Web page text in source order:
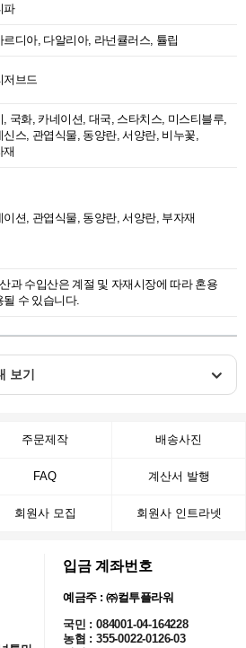
파
르디아, 다알리아, 라넌큘러스, 튤립
저브드
, 국화, 카네이션, 대국, 스타치스, 미스티블루,
신스, 관엽식물, 동양란, 서양란, 비누꽃,
재
이션, 관엽식물, 동양란, 서양란, 부자재
과 수입산은 계절 및 자재시장에 따라 혼용
될 수 있습니다.
보기
주문제작 배송사진
FAQ 계산서 발행
회원사 모집 회원사 인트라넷
입금 계좌번호
예금주 : ㈜컬투플라워
국민 : 084001-04-164228
농협 : 355-0022-0126-03